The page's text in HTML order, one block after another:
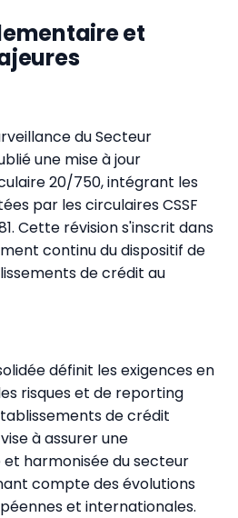
et
du Secteur
une mise à jour
20/750, intégrant les
par les circulaires CSSF
Cette révision s'inscrit dans
continu du dispositif de
de crédit au
définit les exigences en
risques et de reporting
de crédit
à assurer une
harmonisée du secteur
compte des évolutions
et internationales.